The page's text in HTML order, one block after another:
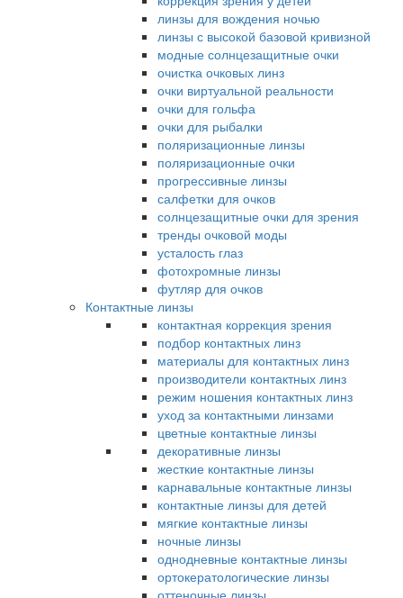
линзы для вождения ночью
линзы с высокой базовой кривизной
модные солнцезащитные очки
очистка очковых линз
очки виртуальной реальности
очки для гольфа
очки для рыбалки
поляризационные линзы
поляризационные очки
прогрессивные линзы
салфетки для очков
солнцезащитные очки для зрения
тренды очковой моды
усталость глаз
фотохромные линзы
футляр для очков
Контактные линзы
контактная коррекция зрения
подбор контактных линз
материалы для контактных линз
производители контактных линз
режим ношения контактных линз
уход за контактными линзами
цветные контактные линзы
декоративные линзы
жесткие контактные линзы
карнавальные контактные линзы
контактные линзы для детей
мягкие контактные линзы
ночные линзы
однодневные контактные линзы
ортокератологические линзы